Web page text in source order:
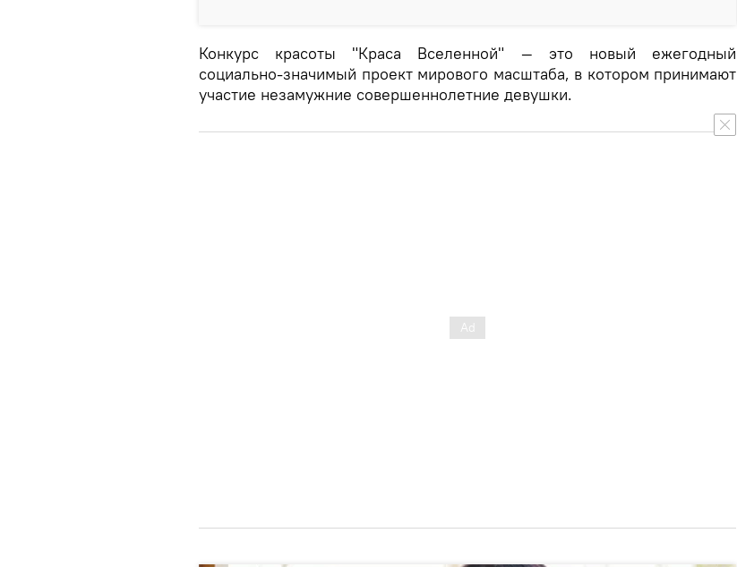
Конкурс красоты "Краса Вселенной" — это новый ежегодный
социально-значимый проект мирового масштаба, в котором принимают
участие незамужние совершеннолетние девушки.